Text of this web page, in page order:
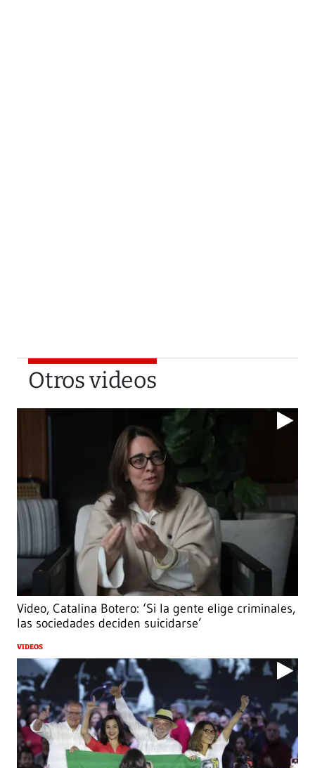
Otros videos
Video, Catalina Botero: ‘Si la gente elige criminales,
las sociedades deciden suicidarse’
VIDEOS